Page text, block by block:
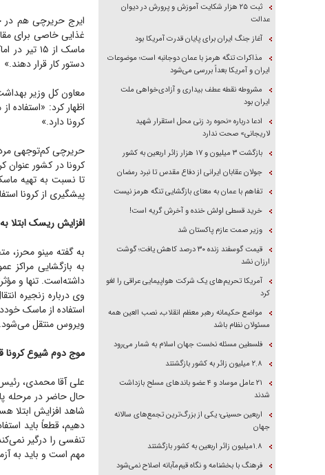
ایرج حریرچی هم در
غذایی خاصی برای
ماسک از
دستور کار قرار دهند.»
معاون کل وزیر
اظهار کرد:
کرونا دارد.»
حریرچی کم‌توجهی
کرونا در کشور
تا نسبت به تهیه
پیشگیری از کرونا
افزایش ریسک ابتلا به کرونا تا ۹۵
به گفته مینو
به بازگشایی مراکز
داشته‌است. تنها و
ویروس منتقل می‌شود. در
موج دوم شیوع
علی آقا محمدی،
حال حاضر در مرحله
شاهد افزایش ابتلا
دهیم، قطعاً باید
تنفسی را درگیر
مهم است و باید به
ثبت ۲۵ هزار شکایت آموزش و پرورش در دیوان
عدالت
آغاز جنگ ایران برای پایان قدرت آمریکا بود
مذاکرات تنگه هرمز با عمان دوجانبه است؛ موضوعات
ایران و آمریکا بعداً بررسی می‌شود
مشروطه نقطه عطف بیداری و آزادی‌خواهی ملت
ایران بود
ادعا درباره «نحوه رد زنی محل استقرار شهید
لاریجانی» صحت ندارد
بازگشت ۳ میلیون و ۱۷ هزار زائر اربعین به کشور
جولان عقابان ایرانی از دفاع مقدس تا نبرد رمضان
تفاهم با عمان به معنای بازگشایی تنگه هرمز نیست
خرید قسطی اولش خنده و آخرش گریه است!
وزیر صمت عازم پاکستان شد
قیمت گوسفند زنده ۳۰ درصد کاهش یافت؛ گوشت
ارزان نشد
آمریکا تحریم‌های یک شرکت هواپیمایی عراقی را لغو
کرد
مواضع حکیمانه رهبر معظم انقلاب، نصب العین همه
مسئولان نظام باشد
فلسطین مسئله نخست جهان اسلام به شمار می‌رود
۲.۸ میلیون زائر به کشور بازگشتند
۲۱ عامل موساد و ۴ عضو باند‌های مسلح بازداشت
شدند
اربعین حسینی؛ یکی از بزرگ‌ترین تجمع‌های سالانه
جهان
۱.۸میلیون زائر اربعین به کشور بازگشتند
فرهنگ با بخشنامه و نگاه قیم‌مآبانه اصلاح نمی‌شود